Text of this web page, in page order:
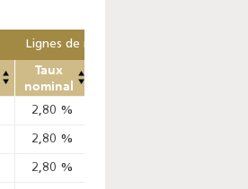
Lignes de remplacement
Taux
nominal
2,80 %
2,80 %
2,80 %